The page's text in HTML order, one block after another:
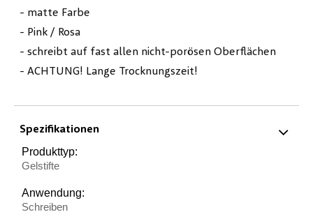
- matte Farbe
- Pink / Rosa
- schreibt auf fast allen nicht-porösen Oberflächen
- ACHTUNG! Lange Trocknungszeit!
Spezifikationen
Produkttyp:
Gelstifte
Anwendung:
Schreiben